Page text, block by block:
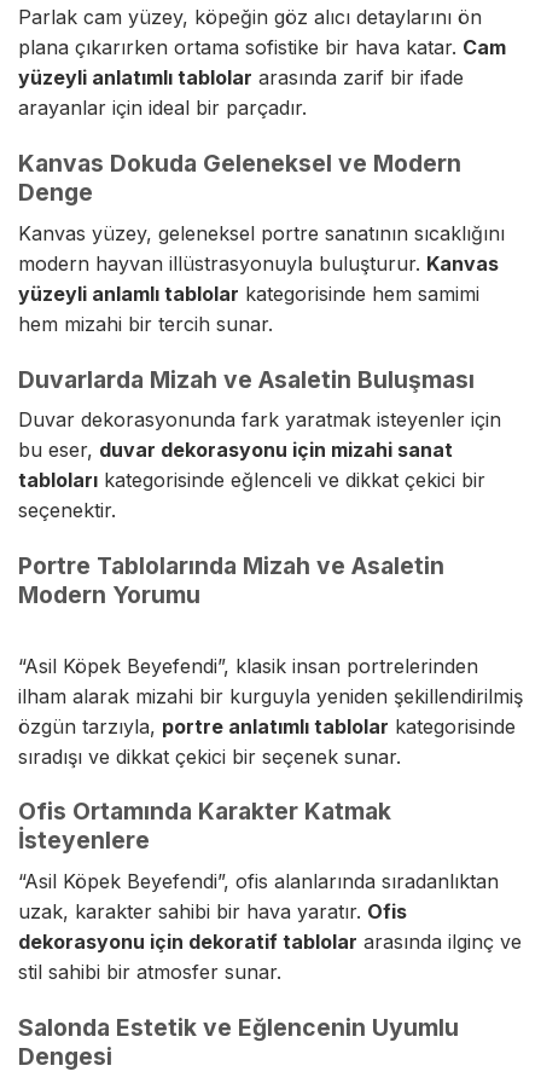
Parlak cam yüzey, köpeğin göz alıcı detaylarını ön
plana çıkarırken ortama sofistike bir hava katar. Cam
yüzeyli anlatımlı tablolar arasında zarif bir ifade
arayanlar için ideal bir parçadır.
Kanvas Dokuda Geleneksel ve Modern
Denge
Kanvas yüzey, geleneksel portre sanatının sıcaklığını
modern hayvan illüstrasyonuyla buluşturur. Kanvas
yüzeyli anlamlı tablolar kategorisinde hem samimi
hem mizahi bir tercih sunar.
Duvarlarda Mizah ve Asaletin Buluşması
Duvar dekorasyonunda fark yaratmak isteyenler için
bu eser, duvar dekorasyonu için mizahi sanat
tabloları kategorisinde eğlenceli ve dikkat çekici bir
seçenektir.
Portre Tablolarında Mizah ve Asaletin
Modern Yorumu
“Asil Köpek Beyefendi”, klasik insan portrelerinden
ilham alarak mizahi bir kurguyla yeniden şekillendirilmiş
özgün tarzıyla, portre anlatımlı tablolar kategorisinde
sıradışı ve dikkat çekici bir seçenek sunar.
Ofis Ortamında Karakter Katmak
İsteyenlere
“Asil Köpek Beyefendi”, ofis alanlarında sıradanlıktan
uzak, karakter sahibi bir hava yaratır. Ofis
dekorasyonu için dekoratif tablolar arasında ilginç ve
stil sahibi bir atmosfer sunar.
Salonda Estetik ve Eğlencenin Uyumlu
Dengesi